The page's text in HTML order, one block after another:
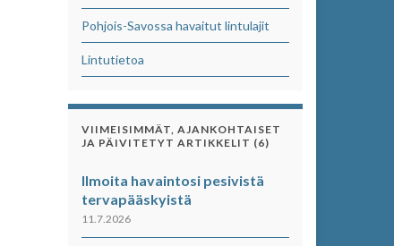
Pohjois-Savossa havaitut lintulajit
Lintutietoa
VIIMEISIMMÄT, AJANKOHTAISET
JA PÄIVITETYT ARTIKKELIT (6)
Ilmoita havaintosi pesivistä
tervapääskyistä
11.7.2026